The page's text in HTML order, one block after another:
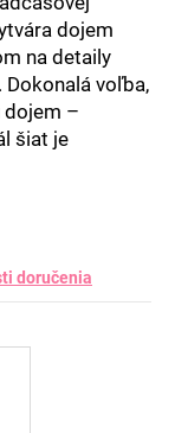
dojem
na detaily
voľba,
dojem –
šiat je
doručenia